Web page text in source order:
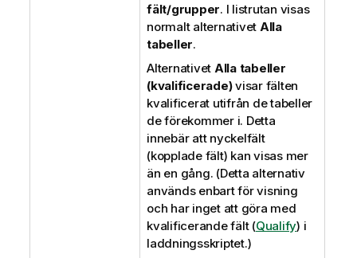
fält/grupper. I listrutan visas
normalt alternativet Alla
tabeller.
Alternativet Alla tabeller
(kvalificerade)visar fälten
kvalificerat utifrån de tabeller
de förekommer i. Detta
innebär att nyckelfält
(kopplade fält) kan visas mer
än en gång. (Detta alternativ
används enbart för visning
och har inget att göra med
kvalificerande fält (Qualify) i
laddningsskriptet.)